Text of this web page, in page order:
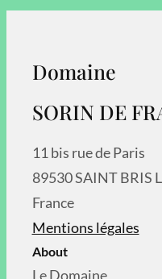
Domaine
SORIN DE
11 bis rue de Paris
89530 SAINT BRIS
France
Mentions légales
About
Le Domaine